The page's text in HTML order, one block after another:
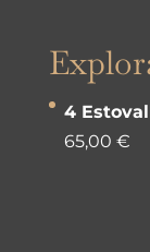
4
65,00 €